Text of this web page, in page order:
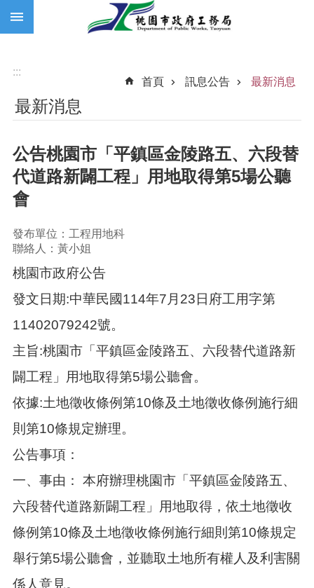
跳到主要內容區塊
:::
首頁
訊息公告 最新消息
最新消息
公告桃園市「平鎮區金陵路五、六段替
代道路新闢工程」用地取得第5場公聽
會
發布單位：工程用地科
聯絡人：黃小姐
桃園市政府公告
發文日期:中華民國114年7月23日府工用字第
11402079242號。
主旨:桃園市「平鎮區金陵路五、六段替代道路新
闢工程」用地取得第5場公聽會。
依據:土地徵收條例第10條及土地徵收條例施行細
則第10條規定辦理。
公告事項：
一、事由： 本府辦理桃園市「平鎮區金陵路五、
六段替代道路新闢工程」用地取得，依土地徵收
條例第10條及土地徵收條例施行細則第10條規定
舉行第5場公聽會，並聽取土地所有權人及利害關
係人意見。